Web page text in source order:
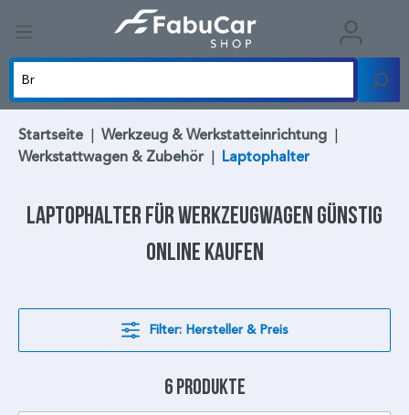
Startseite | Werkzeug & Werkstatteinrichtung |
Werkstattwagen & Zubehör | Laptophalter
Laptophalter für Werkzeugwagen günstig
online kaufen
Filter: Hersteller & Preis
6 Produkte